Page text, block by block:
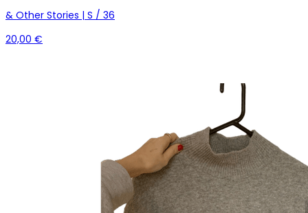
& Other Stories | S / 36
20,00 €